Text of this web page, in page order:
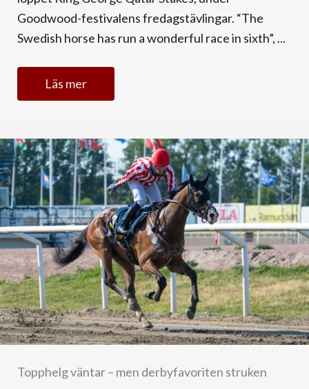
Goodwood-festivalens fredagstävlingar. “The
Swedish horse has run a wonderful race in sixth”, ...
Läs mer
Topphelg väntar – men derbyfavoriten struken